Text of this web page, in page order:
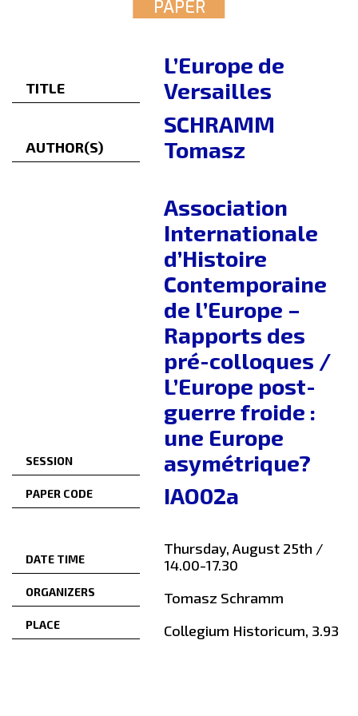
PAPER
TITLE
L’Europe de
Versailles
AUTHOR(S)
SCHRAMM
Tomasz
SESSION
Association
Internationale
d’Histoire
Contemporaine
de l’Europe –
Rapports des
pré-colloques /
L’Europe post-
guerre froide :
une Europe
asymétrique?
PAPER CODE IAO02a
DATE TIME
Thursday, August 25th /
14.00-17.30
ORGANIZERS Tomasz Schramm
PLACE Collegium Historicum, 3.93